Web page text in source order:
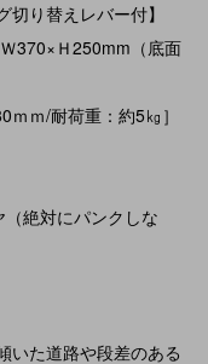
切り替えレバー付】
370×Ｈ250mm（底面
ｍ/耐荷重：約5㎏］
絶対にパンクしな
いた道路や段差のある